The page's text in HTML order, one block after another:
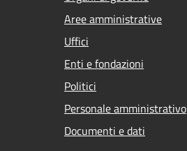
Aree amministrative
Uffici
Enti e fondazioni
Politici
Personale amministrativo
Documenti e dati